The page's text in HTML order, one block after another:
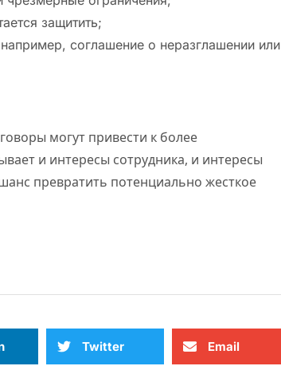
защитить;
соглашение о неразглашении или
могут привести к более
и интересы сотрудника, и интересы
превратить потенциально жесткое
Twitter Email